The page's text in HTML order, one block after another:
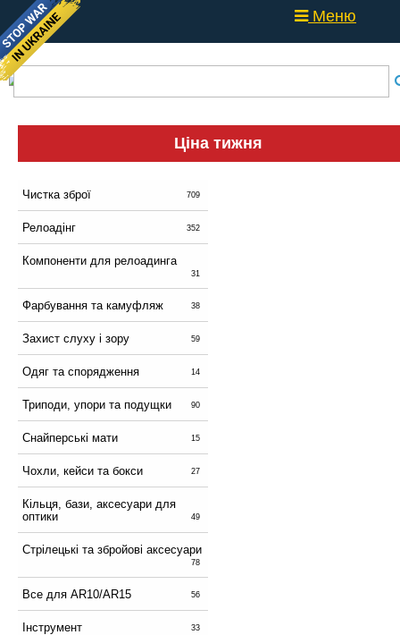
Меню
Ціна тижня
Чистка зброї 709
Релоадінг 352
Компоненти для релоадинга
31
Фарбування та камуфляж 38
Захист слуху і зору 59
Одяг та спорядження 14
Триподи, упори та подущки 90
Снайперські мати 15
Чохли, кейси та бокси 27
Кільця, бази, аксесуари для
оптики
49
Стрілецькі та збройові аксесуари
78
Все для AR10/AR15 56
Інструмент 33